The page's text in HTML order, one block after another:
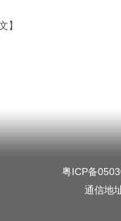
】
粤ICP备
通信地